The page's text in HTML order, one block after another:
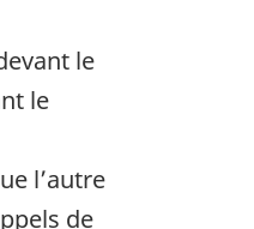
le
le
l’autre
de